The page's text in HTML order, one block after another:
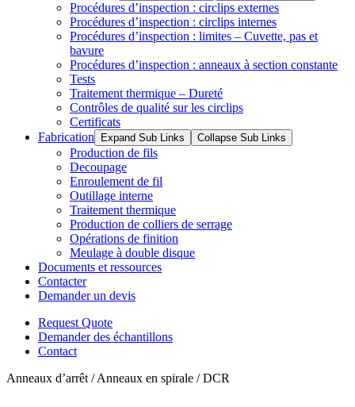
Procédures d’inspection : circlips externes
Procédures d’inspection : circlips internes
Procédures d’inspection : limites – Cuvette, pas et
bavure
Procédures d’inspection : anneaux à section constante
Tests
Traitement thermique – Dureté
Contrôles de qualité sur les circlips
Certificats
Fabrication
Expand Sub Links Collapse Sub Links
Production de fils
Decoupage
Enroulement de fil
Outillage interne
Traitement thermique
Production de colliers de serrage
Opérations de finition
Meulage à double disque
Documents et ressources
Contacter
Demander un devis
Request Quote
Demander des échantillons
Contact
Anneaux d’arrêt / Anneaux en spirale / DCR